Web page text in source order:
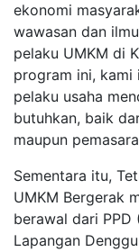
ekonomi
wawasan dan
pelaku UMKM di
program ini, kami
pelaku usaha
butuhkan, baik
maupun
Sementara itu,
UMKM Bergerak
berawal dari PPD
Lapangan